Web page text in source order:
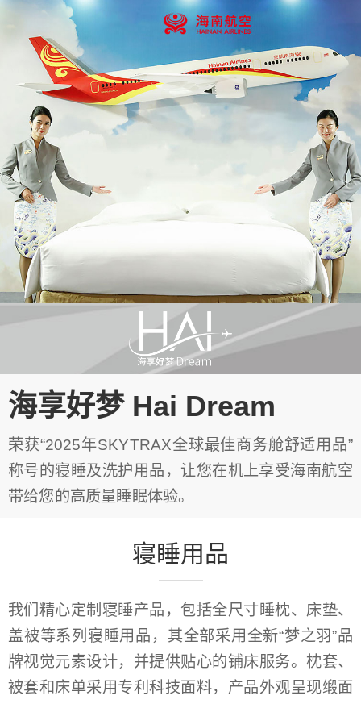
海享好梦 Hai Dream
荣获“2025年SKYTRAX全球最佳商务舱舒适用品”
称号的寝睡及洗护用品，让您在机上享受海南航空
带给您的高质量睡眠体验。
寝睡用品
我们精心定制寝睡产品，包括全尺寸睡枕、床垫、
盖被等系列寝睡用品，其全部采用全新“梦之羽”品
牌视觉元素设计，并提供贴心的铺床服务。枕套、
被套和床单采用专利科技面料，产品外观呈现缎面